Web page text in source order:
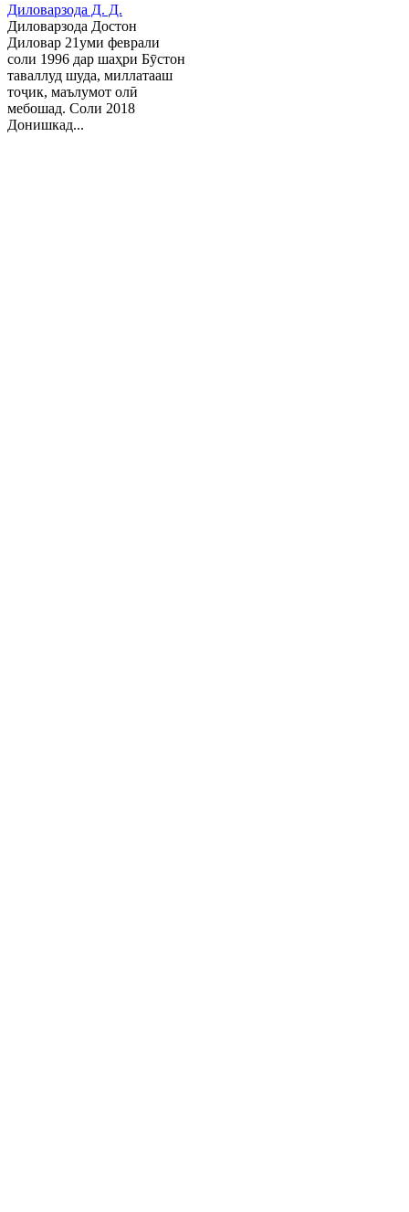
Диловарзода Д. Д.
Диловарзода Достон
Диловар 21уми феврали
соли 1996 дар шаҳри Бӯстон
таваллуд шуда, миллатааш
тоҷик, маълумот олӣ
мебошад. Соли 2018
Донишкад...